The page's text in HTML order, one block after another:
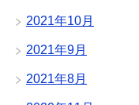
2021年10月
2021年9月
2021年8月